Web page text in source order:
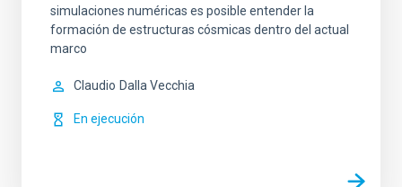
simulaciones numéricas es posible entender la
formación de estructuras cósmicas dentro del actual
marco
Claudio Dalla Vecchia
En ejecución